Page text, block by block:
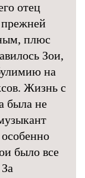
отец
прежней
плюс
Зои,
на
Жизнь с
была не
было все